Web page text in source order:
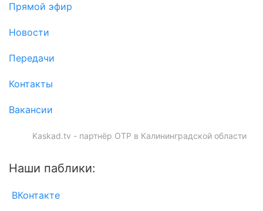
Прямой эфир
Новости
Передачи
Контакты
Вакансии
Kaskad.tv - партнёр ОТР в Калининградской области
Наши паблики:
ВКонтакте